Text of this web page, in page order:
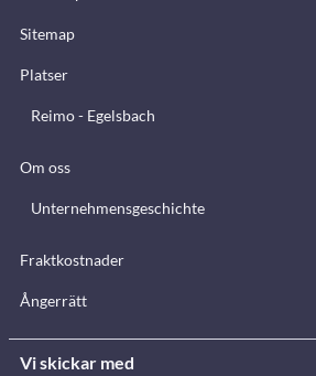
Sitemap
Platser
Reimo - Egelsbach
Om oss
Unternehmensgeschichte
Fraktkostnader
Ångerrätt
Vi skickar med